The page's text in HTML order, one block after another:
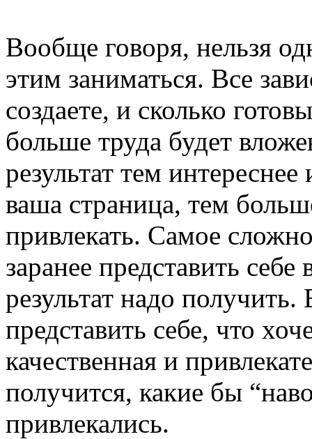
Вообще говоря, нельзя
этим заниматься. Все
создаете, и сколько
больше труда будет
результат тем
ваша страница, тем
привлекать. Самое
заранее представить
результат надо получить.
представить себе, что
качественная и
получится, какие бы
привлекались.